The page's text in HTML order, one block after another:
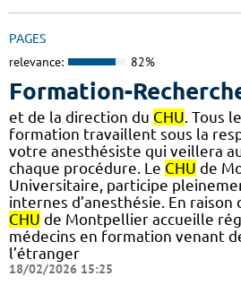
PAGES
relevance: 82%
Formation-
et de la direction du CHU. Tous
formation travaillent sous la
votre anesthésiste qui veillera
chaque procédure. Le CHU de
Universitaire, participe
internes d’anesthésie. En raison
CHU de Montpellier accueille
médecins en formation venant
l’étranger
18/02/2026 15:25